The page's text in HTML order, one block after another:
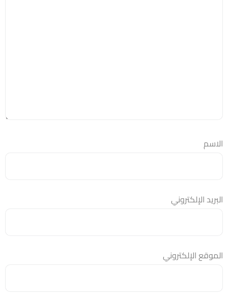
الاسم
البريد الإلكتروني
الموقع الإلكتروني